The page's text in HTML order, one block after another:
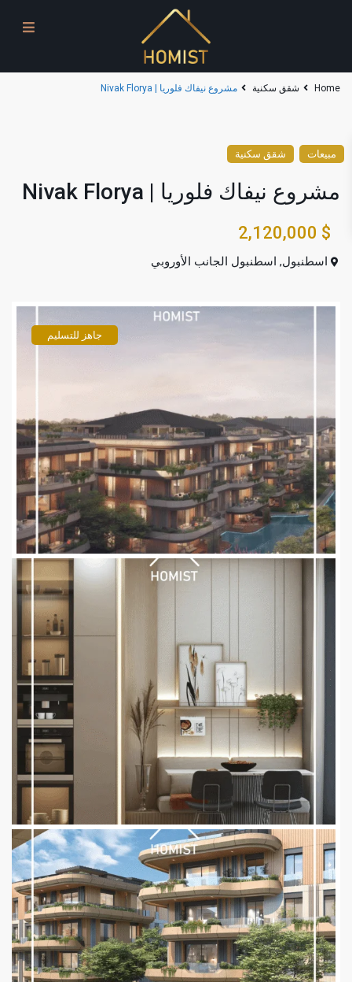
Home شقق سكنية مشروع نيفاك فلوريا | Nivak Florya
مبيعات شقق سكنية
مشروع نيفاك فلوريا | Nivak Florya
$ 2,120,000
اسطنبول, اسطنبول الجانب الأوروبي
جاهز للتسليم